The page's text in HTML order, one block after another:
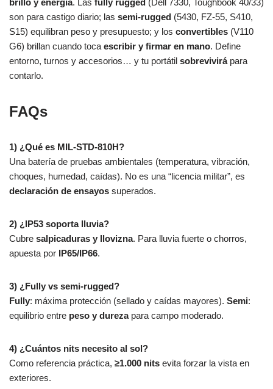
son para castigo diario; las semi-rugged (5430, FZ-55, S410,
S15) equilibran peso y presupuesto; y los convertibles (V110
G6) brillan cuando toca escribir y firmar en mano. Define
entorno, turnos y accesorios… y tu portátil sobrevivirápara
contarlo.
FAQs
1) ¿Qué es MIL-STD-810H?
Una batería de pruebas ambientales (temperatura, vibración,
choques, humedad, caídas). No es una “licencia militar”, es
declaración de ensayos superados.
2) ¿IP53 soporta lluvia?
Cubre salpicaduras y llovizna. Para lluvia fuerte o chorros,
apuesta por IP65/IP66.
3) ¿Fully vs semi-rugged?
Fully: máxima protección (sellado y caídas mayores). Semi:
equilibrio entre peso y durezapara campo moderado.
4) ¿Cuántos nits necesito al sol?
Como referencia práctica, ≥1.000 nits evita forzar la vista en
exteriores.